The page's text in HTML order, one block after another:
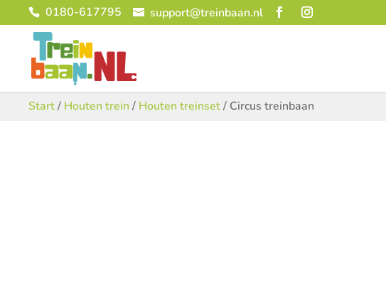
0180-617795 support@treinbaan.nl
Start/ Houten trein / Houten treinset/ Circus treinbaan